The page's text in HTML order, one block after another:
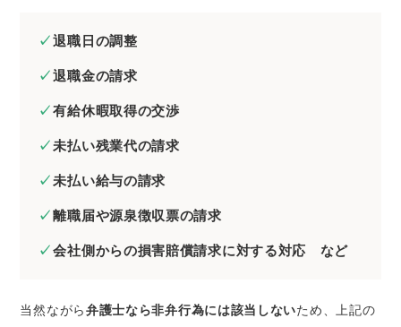
退職日の調整
退職金の請求
有給休暇取得の交渉
未払い残業代の請求
未払い給与の請求
離職届や源泉徴収票の請求
会社側からの損害賠償請求に対する対応 など
当然ながら弁護士なら非弁行為には該当しないため、上記の